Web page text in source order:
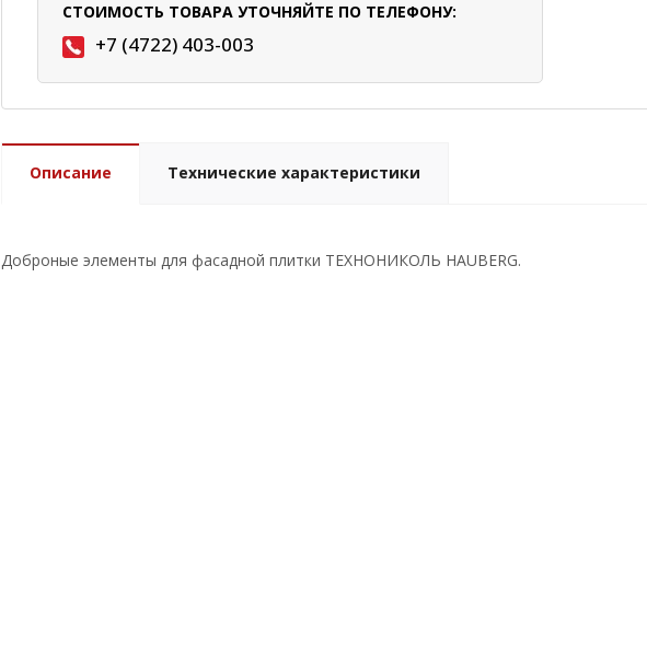
СТОИМОСТЬ ТОВАРА УТОЧНЯЙТЕ ПО ТЕЛЕФОНУ:
+7 (4722) 403-003
Описание Технические характеристики
Доброные элементы для фасадной плитки ТЕХНОНИКОЛЬ HAUBERG.